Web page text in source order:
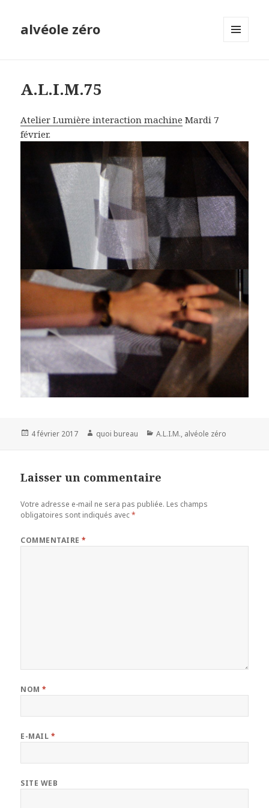
alvéole zéro
A.L.I.M.75
Atelier Lumière interaction machine Mardi 7
février.
Publié
4 février 2017 Auteur
quoi bureau Catégories
A.L.I.M., alvéole zéro
Laisser un commentaire
Votre adresse e-mail ne sera pas publiée. Les champs
obligatoires sont indiqués avec*
COMMENTAIRE*
NOM*
E-MAIL *
SITE WEB